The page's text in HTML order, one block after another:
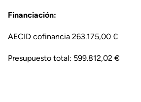
Financiación:
AECID cofinancia 263.175,00 €
Presupuesto total: 599.812,02 €